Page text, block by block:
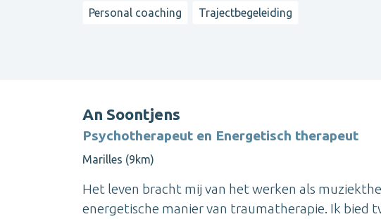
Personal coaching Trajectbegeleiding
An Soontjens
Psychotherapeut en Energetisch therapeut
Marilles (9km)
Het leven bracht mij van het werken als
energetische manier van traumatherapie. Ik bied